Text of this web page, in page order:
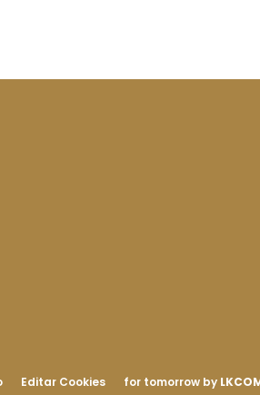
Editar Cookies for tomorrow by